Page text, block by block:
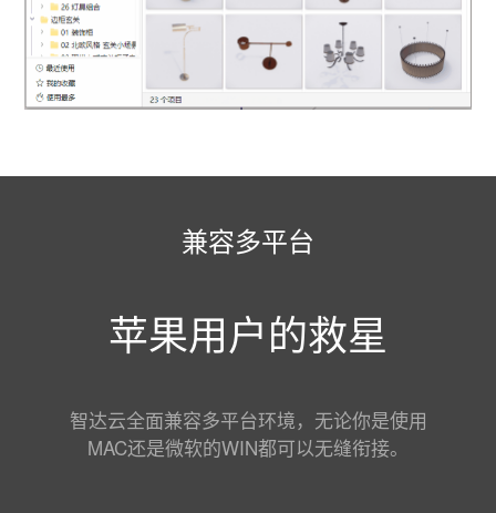
兼容多平台
苹果用户的救星
智达云全面兼容多平台环境，无论你是使用
MAC还是微软的WIN都可以无缝衔接。